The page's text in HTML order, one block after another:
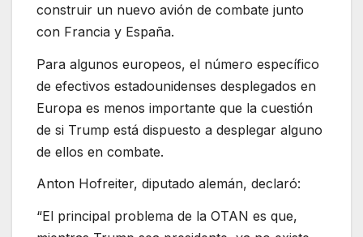
construir un nuevo avión de combate junto
con Francia y España.
Para algunos europeos, el número específico
de efectivos estadounidenses desplegados en
Europa es menos importante que la cuestión
de si Trump está dispuesto a desplegar alguno
de ellos en combate.
Anton Hofreiter, diputado alemán, declaró:
“El principal problema de la OTAN es que,